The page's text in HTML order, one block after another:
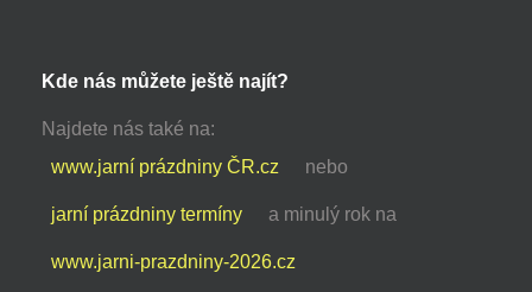
Kde nás můžete ještě najít?
Najdete nás také na:
www.jarní prázdniny ČR.cz
nebo
jarní prázdniny termíny a minulý rok na
www.jarni-prazdniny-2026.cz